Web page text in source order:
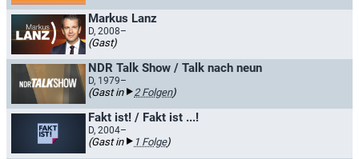
Markus Lanz
D, 2008–
(Gast)
NDR Talk Show / Talk nach neun
D, 1979–
(Gast in 2 Folgen)
Fakt ist! / Fakt ist ...!
D, 2004–
(Gast in 1 Folge)